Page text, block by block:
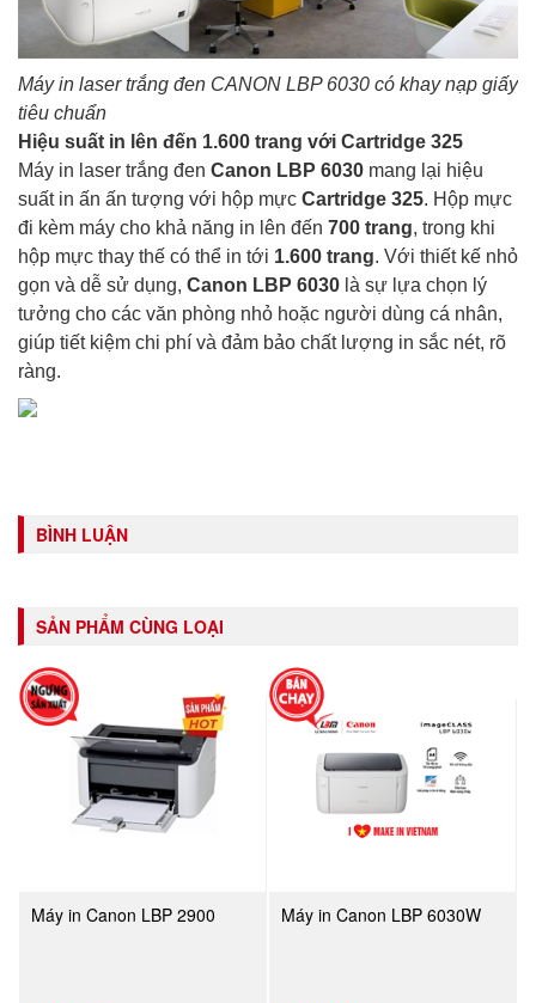
Máy in laser trắng đen CANON LBP 6030 có khay nạp giấy
tiêu chuẩn
Hiệu suất in lên đến 1.600 trang với Cartridge 325
Máy in laser trắng đen Canon LBP 6030 mang lại hiệu
suất in ấn ấn tượng với hộp mực Cartridge 325. Hộp mực
đi kèm máy cho khả năng in lên đến 700 trang, trong khi
hộp mực thay thế có thể in tới 1.600 trang. Với thiết kế nhỏ
gọn và dễ sử dụng, Canon LBP 6030 là sự lựa chọn lý
tưởng cho các văn phòng nhỏ hoặc người dùng cá nhân,
giúp tiết kiệm chi phí và đảm bảo chất lượng in sắc nét, rõ
ràng.
BÌNH LUẬN
SẢN PHẨM CÙNG LOẠI
Máy in Canon LBP 2900 Máy in Canon LBP 6030W